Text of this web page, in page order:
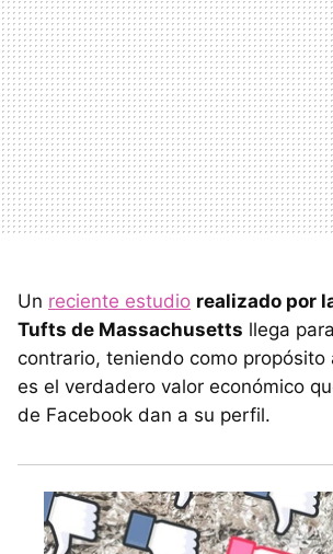
Un reciente estudio realizado por
Tufts de Massachusetts llega
contrario, teniendo como propósito
es el verdadero valor económico
de Facebook dan a su perfil.